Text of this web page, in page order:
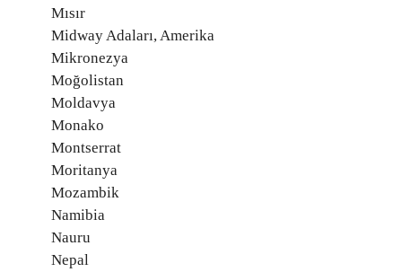
Mısır
Midway Adaları, Amerika
Mikronezya
Moğolistan
Moldavya
Monako
Montserrat
Moritanya
Mozambik
Namibia
Nauru
Nepal